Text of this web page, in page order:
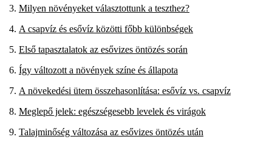
Milyen növényeket választottunk a teszthez?
A csapvíz és esővíz közötti főbb különbségek
Első tapasztalatok az esővizes öntözés során
Így változott a növények színe és állapota
A növekedési ütem összehasonlítása: esővíz vs. csapvíz
Meglepő jelek: egészségesebb levelek és virágok
Talajminőség változása az esővizes öntözés után